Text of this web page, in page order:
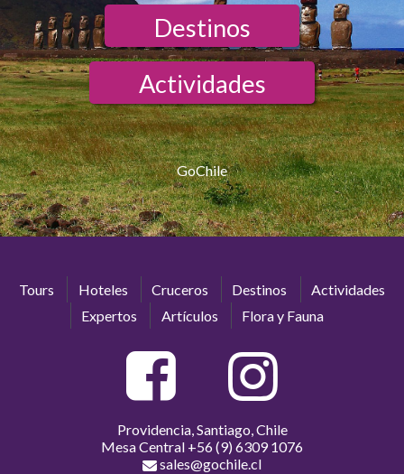
Destinos
Actividades
GoChile
Tours Hoteles Cruceros Destinos
Actividades
Expertos
Artículos Flora y Fauna
Providencia, Santiago, Chile
Mesa Central +56 (9) 6309 1076
sales@gochile.cl